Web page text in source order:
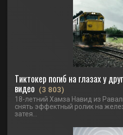
Тиктокер погиб на глазах у
видео (3 803)
18-летний Хамза Навид из
снять эффектный ролик на
затея...